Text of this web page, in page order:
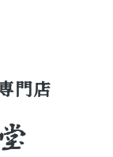
門店